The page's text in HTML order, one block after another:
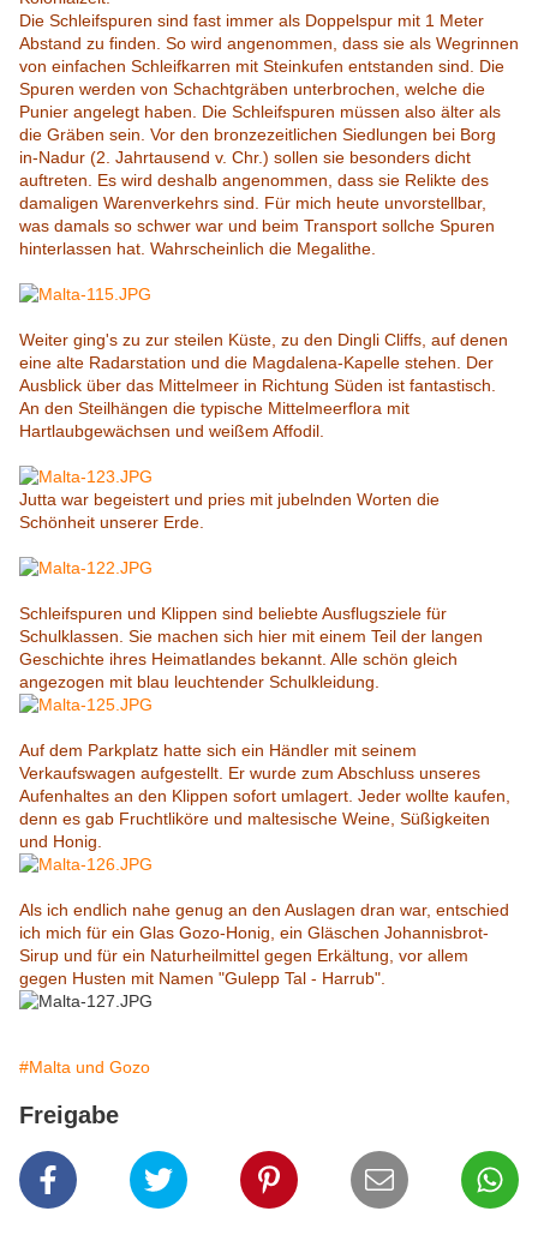
Die Schleifspuren sind fast immer als Doppelspur mit 1 Meter
Abstand zu finden. So wird angenommen, dass sie als Wegrinnen
von einfachen Schleifkarren mit Steinkufen entstanden sind. Die
Spuren werden von Schachtgräben unterbrochen, welche die
Punier angelegt haben. Die Schleifspuren müssen also älter als
die Gräben sein. Vor den bronzezeitlichen Siedlungen bei Borg
in-Nadur (2. Jahrtausend v. Chr.) sollen sie besonders dicht
auftreten. Es wird deshalb angenommen, dass sie Relikte des
damaligen Warenverkehrs sind. Für mich heute unvorstellbar,
was damals so schwer war und beim Transport sollche Spuren
hinterlassen hat. Wahrscheinlich die Megalithe.
Weiter ging's zu zur steilen Küste, zu den Dingli Cliffs, auf denen
eine alte Radarstation und die Magdalena-Kapelle stehen. Der
Ausblick über das Mittelmeer in Richtung Süden ist fantastisch.
An den Steilhängen die typische Mittelmeerflora mit
Hartlaubgewächsen und weißem Affodil.
Jutta war begeistert und pries mit jubelnden Worten die
Schönheit unserer Erde.
Schleifspuren und Klippen sind beliebte Ausflugsziele für
Schulklassen. Sie machen sich hier mit einem Teil der langen
Geschichte ihres Heimatlandes bekannt. Alle schön gleich
angezogen mit blau leuchtender Schulkleidung.
Auf dem Parkplatz hatte sich ein Händler mit seinem
Verkaufswagen aufgestellt. Er wurde zum Abschluss unseres
Aufenhaltes an den Klippen sofort umlagert. Jeder wollte kaufen,
denn es gab Fruchtliköre und maltesische Weine, Süßigkeiten
und Honig.
Als ich endlich nahe genug an den Auslagen dran war, entschied
ich mich für ein Glas Gozo-Honig, ein Gläschen Johannisbrot-
Sirup und für ein Naturheilmittel gegen Erkältung, vor allem
gegen Husten mit Namen "Gulepp Tal - Harrub".
#Malta und Gozo
Freigabe